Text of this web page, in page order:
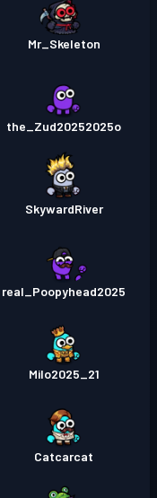
Mr_Skeleton
the_Zud20252025o
SkywardRiver
real_Poopyhead2025
Milo2025_21
Catcarcat